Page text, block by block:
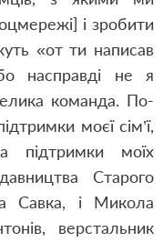
і зробити
«от ти написав
насправді не я
команда. По-
моєї сім’ї,
підтримки моїх
Старого
Савка, і Микола
верстальник